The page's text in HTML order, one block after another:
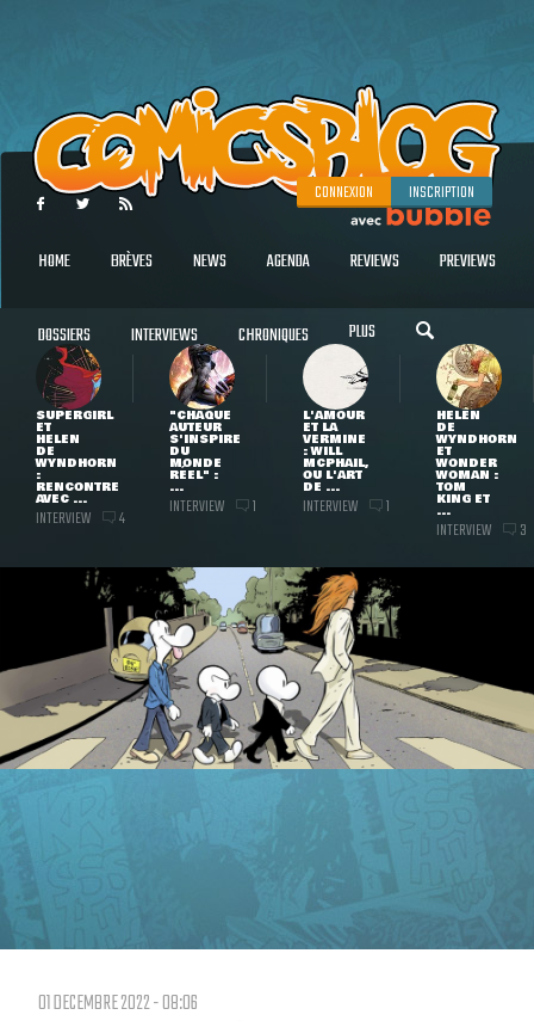
CONNEXION INSCRIPTION
HOME BRÈVES NEWS AGENDA REVIEWS PREVIEWS
DOSSIERS INTERVIEWS CHRONIQUES PLUS
SUPERGIRL
ET
HELEN
DE
WYNDHORN
:
RENCONTRE
AVEC ...
INTERVIEW 4
"CHAQUE
AUTEUR
S'INSPIRE
DU
MONDE
RÉEL" :
...
INTERVIEW 1
L'AMOUR
ET LA
VERMINE
: WILL
MCPHAIL,
OU L'ART
DE ...
INTERVIEW 1
HELEN
DE
WYNDHORN
ET
WONDER
WOMAN :
TOM
KING ET
...
INTERVIEW 3
01 DECEMBRE 2022 - 08:06